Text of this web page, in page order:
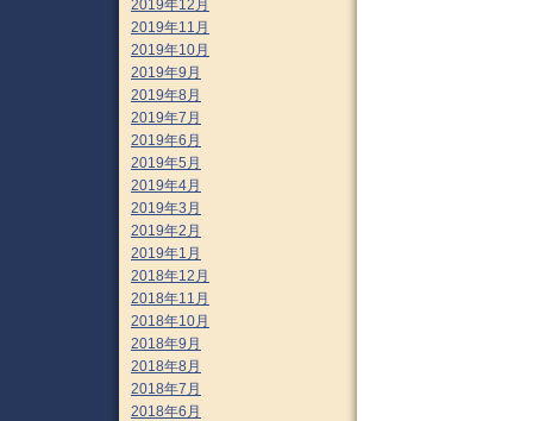
2019年12月
2019年11月
2019年10月
2019年9月
2019年8月
2019年7月
2019年6月
2019年5月
2019年4月
2019年3月
2019年2月
2019年1月
2018年12月
2018年11月
2018年10月
2018年9月
2018年8月
2018年7月
2018年6月